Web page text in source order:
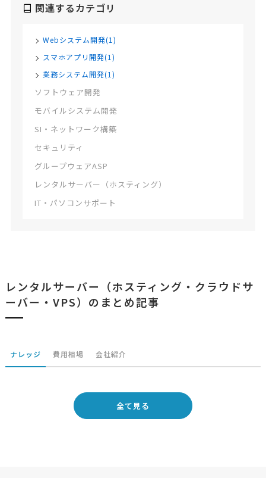
関連するカテゴリ
Webシステム開発(1)
スマホアプリ開発(1)
業務システム開発(1)
ソフトウェア開発
モバイルシステム開発
SI・ネットワーク構築
セキュリティ
グループウェアASP
レンタルサーバー（ホスティング）
IT・パソコンサポート
レンタルサーバー（ホスティング・クラウドサ
ーバー・VPS）のまとめ記事
ナレッジ 費用相場 会社紹介
全て見る